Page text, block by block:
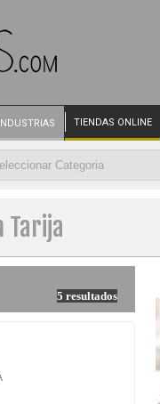
TIENDAS ONLINE
Tarija
5 resultados